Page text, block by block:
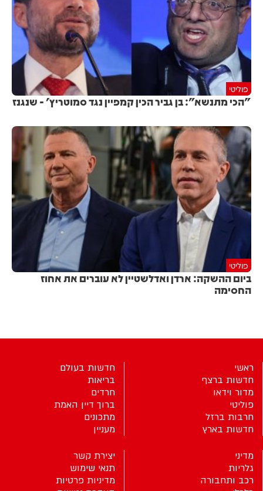
פוליטי
"הכי מתנשא": בן גביר הכין קמפיין נגד סמוטריץ' - שנגנז
פוליטי
ביום ההשקה: ארדן ואדלשטיין לא עוברים את אחוז
החסימה
ראשי
חדשות ברצף
מדור וידאו
פוליטי
חרבות ברזל
חדשות בארץ
חדשות בעולם
בריאות
חרדים
ברוך דיין האמת
מתכונים
מעניין
מדיני
גלריות
רכב ותחבורה
יצירת קשר
תנאי שימוש
מדיניות פרטיות